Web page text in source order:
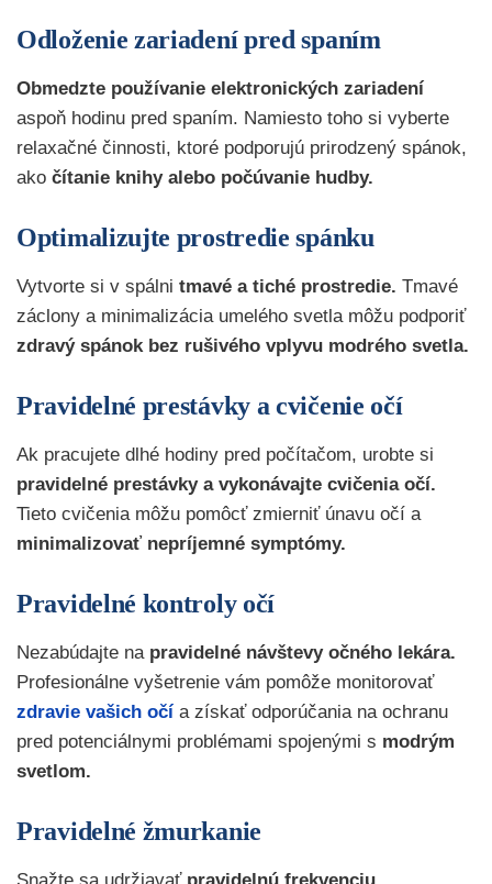
Odloženie zariadení pred spaním
Obmedzte používanie elektronických zariadení
aspoň hodinu pred spaním. Namiesto toho si vyberte
relaxačné činnosti, ktoré podporujú prirodzený spánok,
ako čítanie knihy alebo počúvanie hudby.
Optimalizujte prostredie spánku
Vytvorte si v spálni tmavé a tiché prostredie. Tmavé
záclony a minimalizácia umelého svetla môžu podporiť
zdravý spánok bez rušivého vplyvu modrého svetla.
Pravidelné prestávky a cvičenie očí
Ak pracujete dlhé hodiny pred počítačom, urobte si
pravidelné prestávky a vykonávajte cvičenia očí.
Tieto cvičenia môžu pomôcť zmierniť únavu očí a
minimalizovať nepríjemné symptómy.
Pravidelné kontroly očí
Nezabúdajte na pravidelné návštevy očného lekára.
Profesionálne vyšetrenie vám pomôže monitorovať
zdravie vašich očí a získať odporúčania na ochranu
pred potenciálnymi problémami spojenými s modrým
svetlom.
Pravidelné žmurkanie